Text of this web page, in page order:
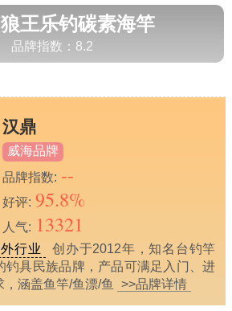
王乐钓碳素海竿
品牌指数： 8.2
汉鼎
威海品牌
品牌指数: --
好评: 95.8%
人气: 13321
行业
创办于2012年，知名台钓竿
钓具民族品牌，产品可满足入门、进
涵盖鱼竿/鱼漂/鱼
>>品牌详情